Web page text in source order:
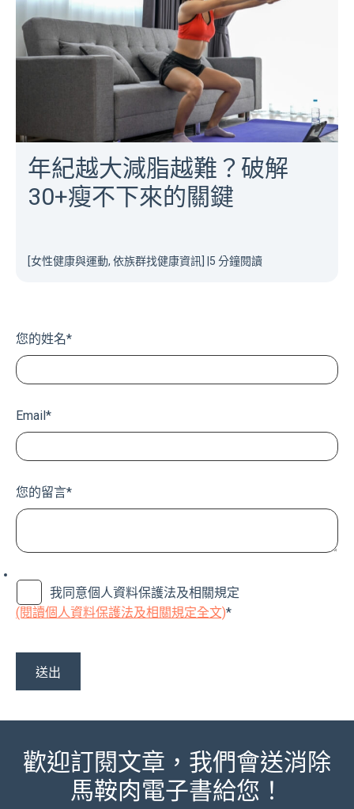
年紀越大減脂越難？破解
30+瘦不下來的關鍵
[女性健康與運動, 依族群找健康資訊] 5 分鐘閱讀
您的姓名*
Email *
您的留言*
我同意個人資料保護法及相關規定
(閱讀個人資料保護法及相關規定全文)*
歡迎訂閱文章，我們會送消除
馬鞍肉電子書給您！